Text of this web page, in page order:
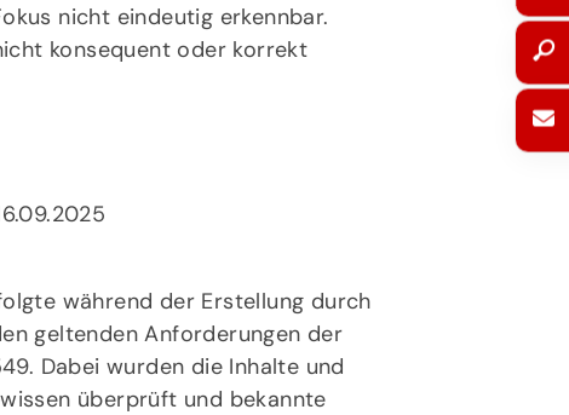
nicht eindeutig erkennbar.
konsequent oder korrekt
während der Erstellung durch
geltenden Anforderungen der
Dabei wurden die Inhalte und
überprüft und bekannte